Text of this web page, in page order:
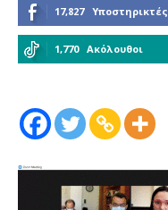
17,827 Υποστηρικτές
1,770 Ακόλουθοι